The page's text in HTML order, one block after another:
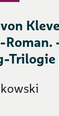
Trilogie